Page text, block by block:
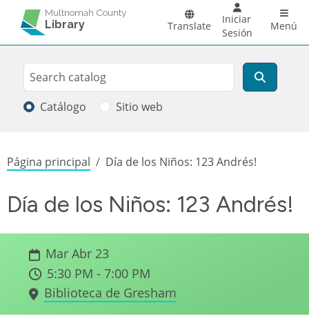
Pasar al contenido principal
Multnomah County
Library Translate
Iniciar
Sesión
Menú
Search
Buscar
Catálogo Sitio web
Sobrescribir enlaces de ayuda a la
Página principal Día de los Niños: 123 Andrés!
Día de los Niños: 123 Andrés!
Mar Abr 23
5:30 PM - 7:00 PM
Biblioteca de Gresham